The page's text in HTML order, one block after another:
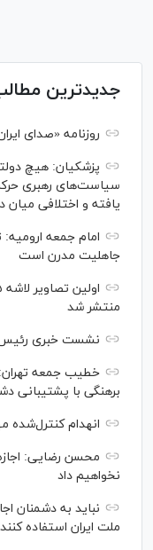
جدیدترین
روزنامه «صدای ایران» شماره
پزشکیان: هیچ
سیاست‌های رهبری
یافته و اختلافی
امام جمعه ارومیه:
جاهلیت مدرن است
منتشر شد
نشست خبری رئیس‌
خطیب جمعه تهران:
برهنگی با پشتیبانی
انهدام کنترل‌شده
محسن رضایی:
نخواهیم داد
نباید به دشمنان
ملت ایران استفاده کنند